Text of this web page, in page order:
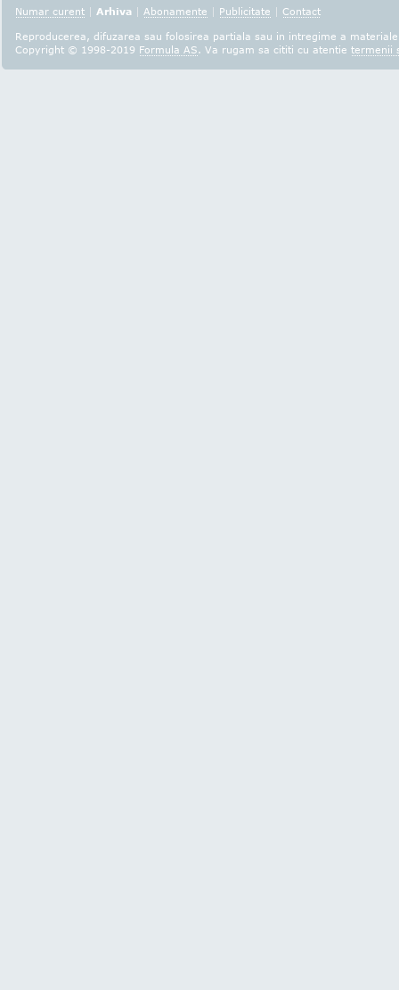
Numar curent | Arhiva | Abonamente | Publicitate | Contact
Reproducerea, difuzarea sau folosirea partiala sau in intregime a
Copyright © 1998-2019 Formula AS. Va rugam sa cititi cu atentie termenii